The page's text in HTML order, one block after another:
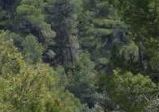
Participa